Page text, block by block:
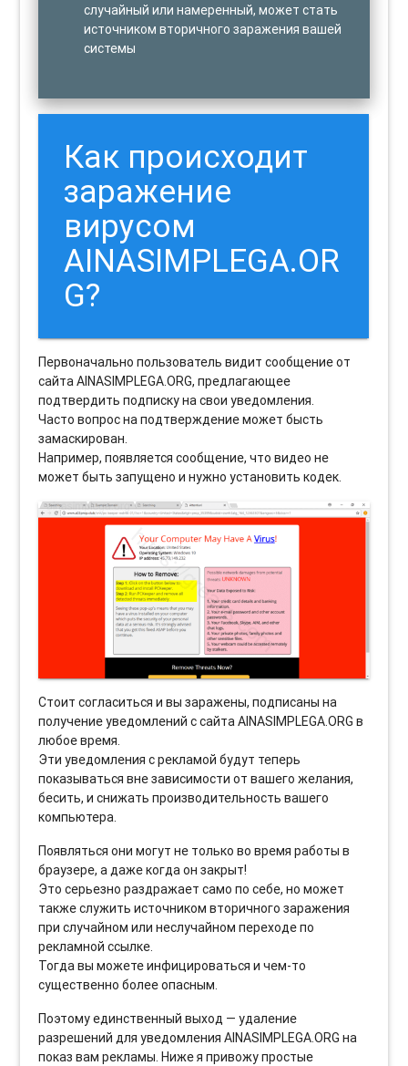
случайный или намеренный, может стать
источником вторичного заражения вашей
системы
Как происходит
заражение
вирусом
AINASIMPLEGA.OR
G?
Первоначально пользователь видит сообщение от
сайта AINASIMPLEGA.ORG, предлагающее
подтвердить подписку на свои уведомления.
Часто вопрос на подтверждение может бысть
замаскирован.
Например, появляется сообщение, что видео не
может быть запущено и нужно установить кодек.
Стоит согласиться и вы заражены, подписаны на
получение уведомлений с сайта AINASIMPLEGA.ORG в
любое время.
Эти уведомления с рекламой будут теперь
показываться вне зависимости от вашего желания,
бесить, и снижать производительность вашего
компьютера.
Появляться они могут не только во время работы в
браузере, а даже когда он закрыт!
Это серьезно раздражает само по себе, но может
также служить источником вторичного заражения
при случайном или неслучайном переходе по
рекламной ссылке.
Тогда вы можете инфицироваться и чем-то
существенно более опасным.
Поэтому единственный выход — удаление
разрешений для уведомления AINASIMPLEGA.ORG на
показ вам рекламы. Ниже я привожу простые